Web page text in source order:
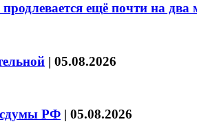
ещё почти на два
| 05.08.2026
РФ | 05.08.2026